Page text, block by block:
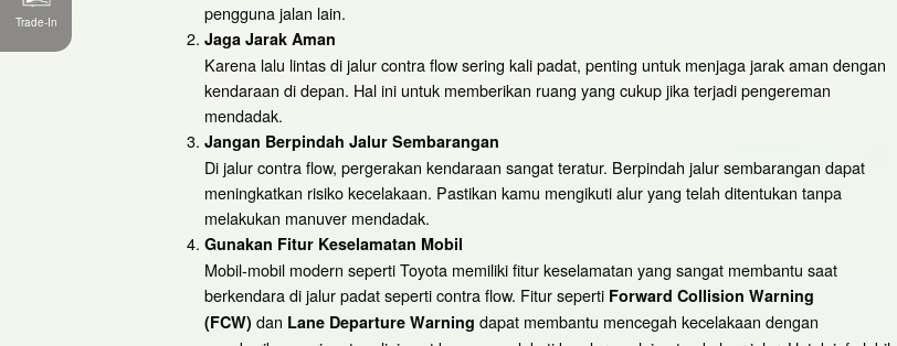
Trade-In
pengguna jalan lain.
Jaga Jarak Aman
Karena lalu lintas di jalur contra flow sering kali padat, penting untuk menjaga jarak aman dengan
kendaraan di depan. Hal ini untuk memberikan ruang yang cukup jika terjadi pengereman
mendadak.
Jangan Berpindah Jalur Sembarangan
Di jalur contra flow, pergerakan kendaraan sangat teratur. Berpindah jalur sembarangan dapat
meningkatkan risiko kecelakaan. Pastikan kamu mengikuti alur yang telah ditentukan tanpa
melakukan manuver mendadak.
Gunakan Fitur Keselamatan Mobil
Mobil-mobil modern seperti Toyota memiliki fitur keselamatan yang sangat membantu saat
berkendara di jalur padat seperti contra flow. Fitur seperti Forward Collision Warning
(FCW) dan Lane Departure Warning dapat membantu mencegah kecelakaan dengan